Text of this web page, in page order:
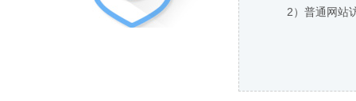
2）普通网站